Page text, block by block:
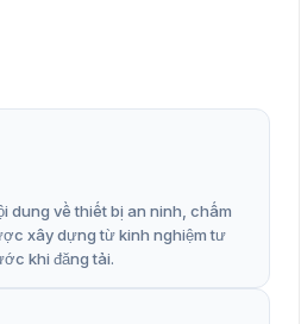
nhận đọc thẻ với âm thanh
báo động khác để người
dung về thiết bị an ninh, chấm
xây dựng từ kinh nghiệm tư
khi đăng tải.